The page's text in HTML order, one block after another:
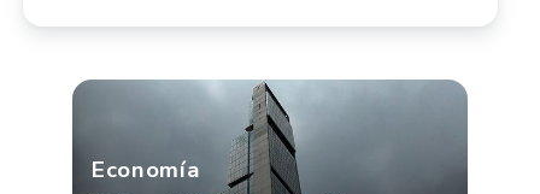
Economía